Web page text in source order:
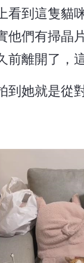
看到這隻貓
他們有掃晶
離開了，
她就是從